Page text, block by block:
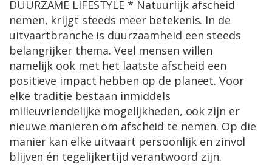
DUURZAME LIFESTYLE * Natuurlijk afscheid
nemen, krijgt steeds meer betekenis. In de
uitvaartbranche is duurzaamheid een steeds
belangrijker thema. Veel mensen willen
namelijk ook met het laatste afscheid een
positieve impact hebben op de planeet. Voor
elke traditie bestaan inmiddels
milieuvriendelijke mogelijkheden, ook zijn er
nieuwe manieren om afscheid te nemen. Op die
manier kan elke uitvaart persoonlijk en zinvol
blijven én tegelijkertijd verantwoord zijn.